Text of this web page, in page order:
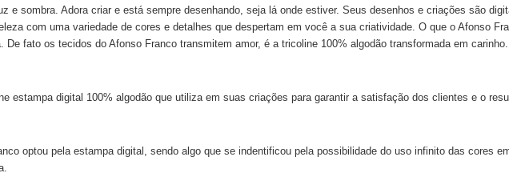
e sombra. Adora criar e está sempre desenhando, seja lá onde estiver. Seus desenhos e criações são
com uma variedade de cores e detalhes que despertam em você a sua criatividade. O que o Afonso
fato os tecidos do Afonso Franco transmitem amor, é a tricoline 100% algodão transformada em carinho.
estampa digital 100% algodão que utiliza em suas criações para garantir a satisfação dos clientes e o
optou pela estampa digital, sendo algo que se indentificou pela possibilidade do uso infinito das cores